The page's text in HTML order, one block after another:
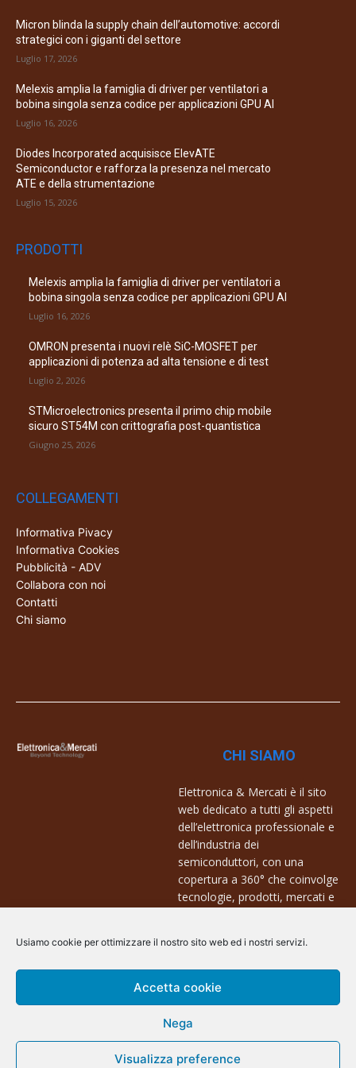
Usiamo cookie per ottimizzare il nostro sito web ed i nostri servizi.
Accetta cookie
Nega
Visualizza preference
Micron blinda la supply chain dell’automotive: accordi
strategici con i giganti del settore
Luglio 17, 2026
Melexis amplia la famiglia di driver per ventilatori a
bobina singola senza codice per applicazioni GPU AI
Luglio 16, 2026
Diodes Incorporated acquisisce ElevATE
Semiconductor e rafforza la presenza nel mercato
ATE e della strumentazione
Luglio 15, 2026
PRODOTTI
Melexis amplia la famiglia di driver per ventilatori a
bobina singola senza codice per applicazioni GPU AI
Luglio 16, 2026
OMRON presenta i nuovi relè SiC-MOSFET per
applicazioni di potenza ad alta tensione e di test
Luglio 2, 2026
STMicroelectronics presenta il primo chip mobile
sicuro ST54M con crittografia post-quantistica
Giugno 25, 2026
COLLEGAMENTI
Informativa Pivacy
Informativa Cookies
Pubblicità - ADV
Collabora con noi
Contatti
Chi siamo
CHI SIAMO
Elettronica & Mercati è il sito
web dedicato a tutti gli aspetti
dell’elettronica professionale e
dell’industria dei
semiconduttori, con una
copertura a 360° che coinvolge
tecnologie, prodotti, mercati e
Contatti:
info@arscommunication.it
@ArsCommunication 2023